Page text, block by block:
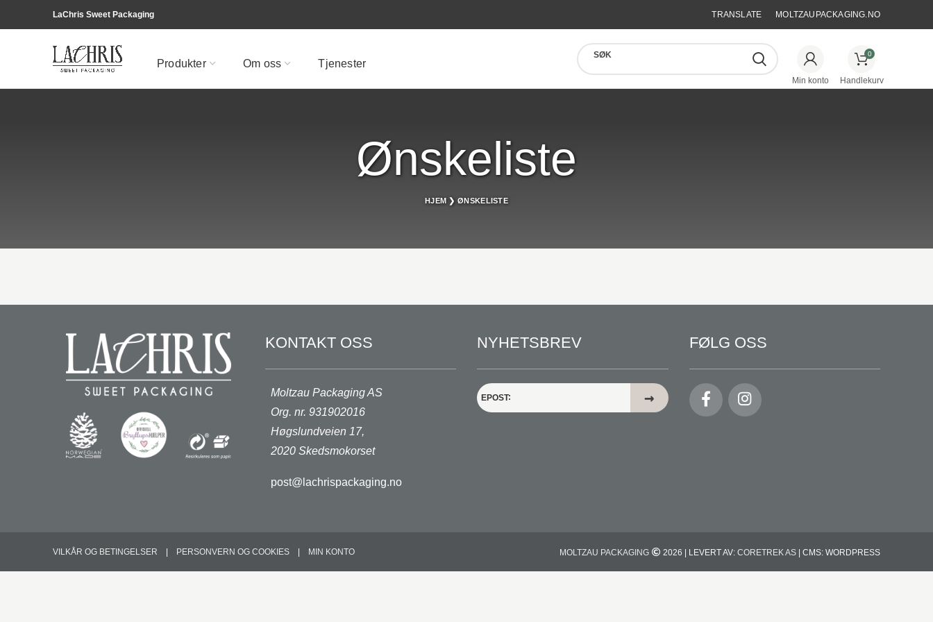
LaChris Sweet Packaging TRANSLATE MOLTZAUPACKAGING.NO
Produkter Om oss Tjenester
SØK 0
Ønskeliste
HJEM ❯ØNSKELISTE
KONTAKT OSS
Moltzau Packaging AS
Org. nr. 931902016
Høgslundveien 17,
2020 Skedsmokorset
post@lachrispackaging.no
NYHETSBREV
EPOST
FØLG OSS
VILKÅR OG BETINGELSER PERSONVERN OG COOKIES MIN KONTO MOLTZAU PACKAGING 2026 | LEVERT AV: CORETREK AS | CMS: WORDPRESS